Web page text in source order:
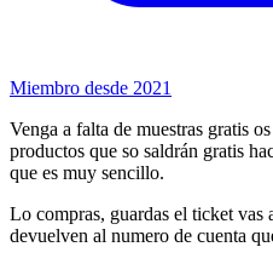
Miembro desde 2021
Venga a falta de muestras gratis
productos que so saldrán gratis
que es muy sencillo.
Lo compras, guardas el ticket vas
devuelven al numero de cuenta